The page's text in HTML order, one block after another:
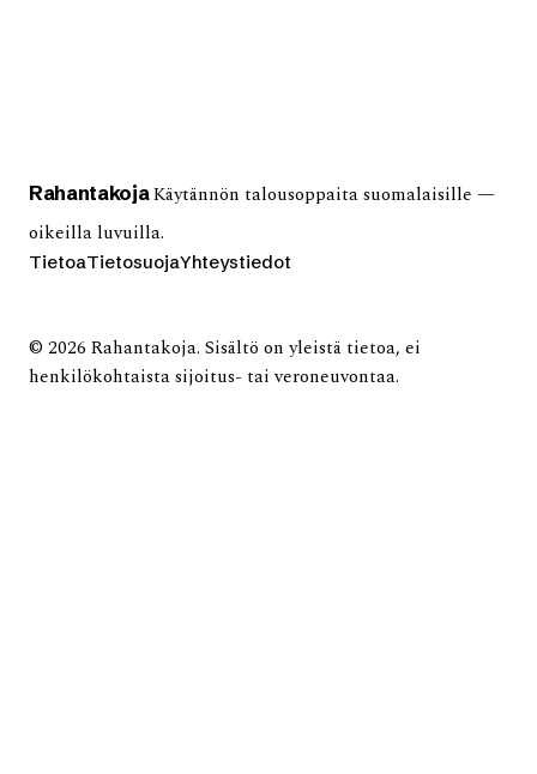
Rahantakoja Käytännön talousoppaita suomalaisille —
oikeilla luvuilla.
TietoaTietosuojaYhteystiedot
© 2026 Rahantakoja. Sisältö on yleistä tietoa, ei
henkilökohtaista sijoitus- tai veroneuvontaa.